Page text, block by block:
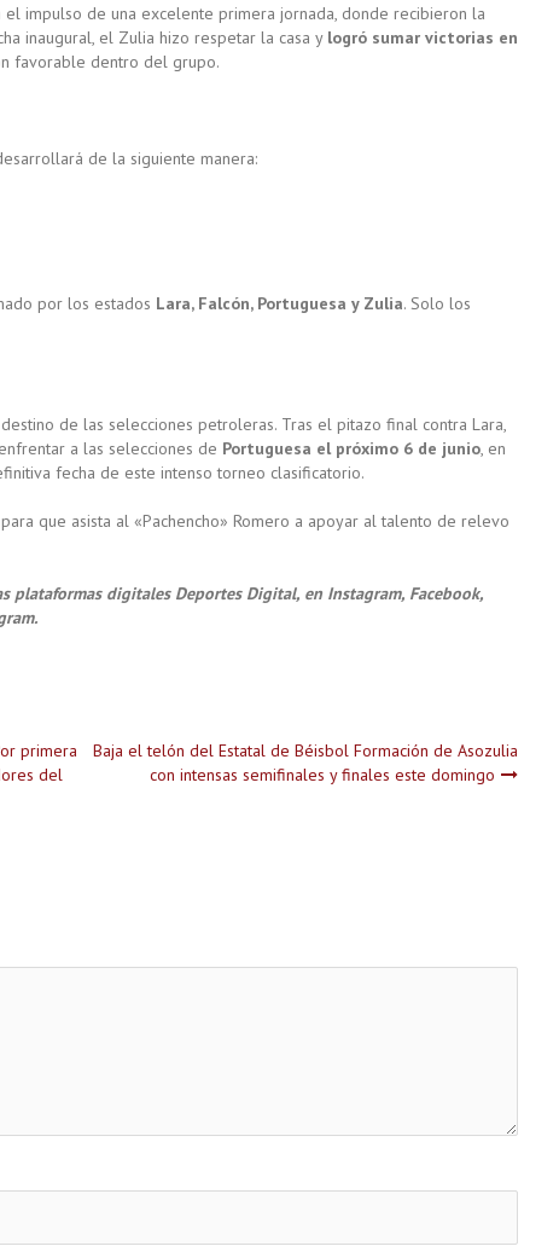
impulso de una excelente primera jornada, donde recibieron la
inaugural, el Zulia hizo respetar la casa y logró sumar victorias en
favorable dentro del grupo.
de la siguiente manera:
por los estados Lara, Falcón, Portuguesa y Zulia. Solo los
de las selecciones petroleras. Tras el pitazo final contra Lara,
a las selecciones de Portuguesa el próximo 6 de junio, en
fecha de este intenso torneo clasificatorio.
que asista al «Pachencho» Romero a apoyar al talento de relevo
plataformas digitales Deportes Digital, en Instagram, Facebook,
primera
del
Baja el telón del Estatal de Béisbol Formación de Asozulia
con intensas semifinales y finales este domingo